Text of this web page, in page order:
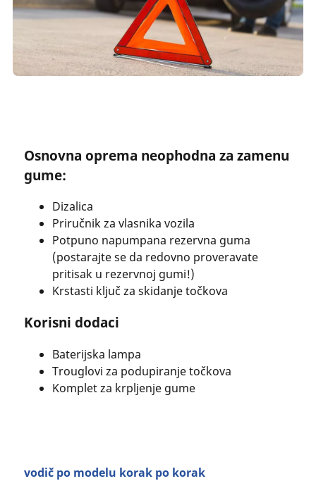
Osnovna oprema neophodna za zamenu
gume:
Dizalica
Priručnik za vlasnika vozila
Potpuno napumpana rezervna guma
(postarajte se da redovno proveravate
pritisak u rezervnoj gumi!)
Krstasti ključ za skidanje točkova
Korisni dodaci
Baterijska lampa
Trouglovi za podupiranje točkova
Komplet za krpljenje gume
vodič po modelu korak po korak